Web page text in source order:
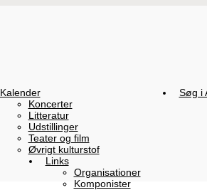
Kalender
Koncerter
Litteratur
Udstillinger
Teater og film
Øvrigt kulturstof
Søg i
Links
Organisationer
Komponister